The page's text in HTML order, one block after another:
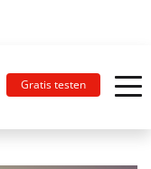
Gratis testen